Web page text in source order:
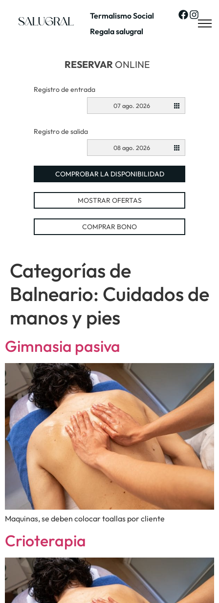
Termalismo Social
Regala salugral
RESERVARONLINE
Registro de entrada
07 ago. 2026
Registro de salida
08 ago. 2026
COMPROBAR LA DISPONIBILIDAD
MOSTRAR OFERTAS
COMPRAR BONO
Categorías de
Balneario: Cuidados de
manos y pies
Gimnasia pasiva
Maquinas, se deben colocar toallas por cliente
Crioterapia